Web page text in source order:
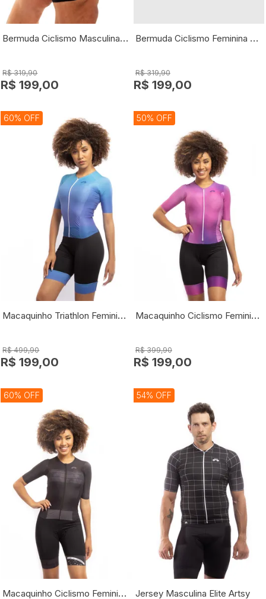
Bermuda Ciclismo Masculina Sport
R$ 319,90
R$ 199,00
Bermuda Ciclismo Feminina Sport
R$ 319,90
R$ 199,00
60% OFF
Macaquinho Triathlon Feminino Aero
R$ 499,90
R$ 199,00
50% OFF
Macaquinho Ciclismo Feminino Sport
R$ 399,90
R$ 199,00
60% OFF
Macaquinho Ciclismo Feminino Aero
54% OFF
Jersey Masculina Elite Artsy